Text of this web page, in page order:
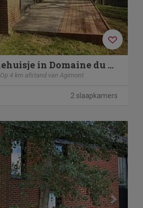
Vakantiehuisje in Domaine du Bonsoy
Op 4 km afstand van Agimont
2 slaapkamers
Next